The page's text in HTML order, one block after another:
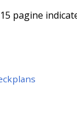
pagine